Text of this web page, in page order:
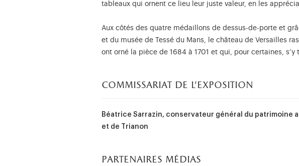
tableaux qui ornent ce lieu leur juste valeur, en les
Aux côtés des quatre médaillons de dessus-de-porte et
et du musée de Tessé du Mans, le château de Versailles
ont orné la pièce de 1684 à 1701 et qui, pour certaines, s’y
commissariat de l'exposition
Béatrice Sarrazin, conservateur général du patrimoine
et de Trianon
partenaires médias